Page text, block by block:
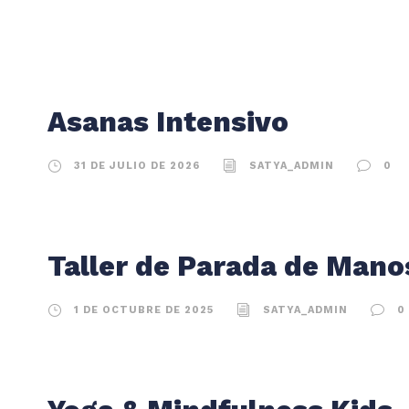
Asanas Intensivo
31 DE JULIO DE 2026 SATYA_ADMIN 0
Taller de Parada de
1 DE OCTUBRE DE 2025 SATYA_ADMIN 0